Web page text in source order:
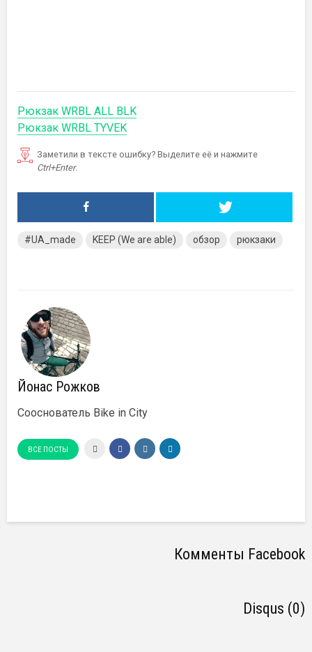
Рюкзак WRBL ALL BLK
Рюкзак WRBL TYVEK
Заметили в тексте ошибку? Выделите её и нажмите
Ctrl+Enter.
#UA_made KEEP (We are able) обзор рюкзаки
Йонас Рожков
Сооснователь Bike in City
ВСЕ ПОСТЫ
Комменты Facebook
Disqus (0)